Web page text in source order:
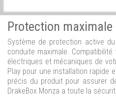
Protection
Système de protection active
conduite maximale.
électriques et mécaniques de
Play pour une installation rapide
précis du produit pour assurer
DrakeBox Monza a toute la